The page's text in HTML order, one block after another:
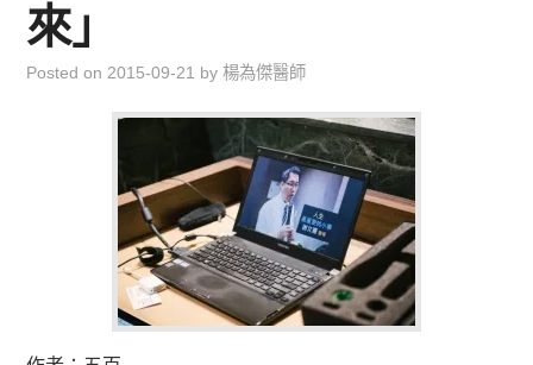
來」
Posted on 2015-09-21 by楊為傑醫師